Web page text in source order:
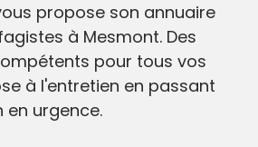
propose son annuaire
à Mesmont. Des
pour tous vos
à l'entretien en passant
urgence.